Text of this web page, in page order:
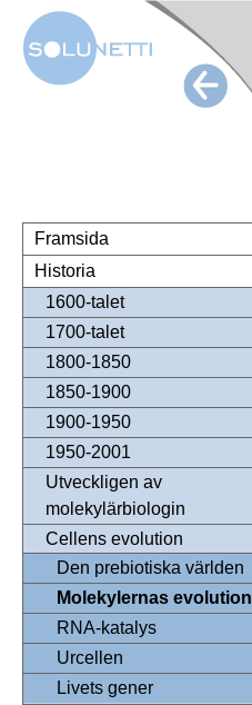
Framsida
Historia
1600-talet
1700-talet
1800-1850
1850-1900
1900-1950
1950-2001
Utveckligen av
molekylärbiologin
Cellens evolution
Den prebiotiska världen
Molekylernas evolution
RNA-katalys
Urcellen
Livets gener